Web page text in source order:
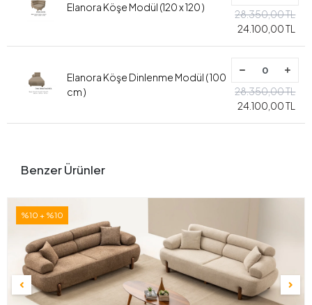
Elanora Köşe Modül (120 x 120 )
28.350,00 TL
24.100,00 TL
Elanora Köşe Dinlenme Modül ( 100
cm )
28.350,00 TL
24.100,00 TL
Benzer Ürünler
%10 + %10